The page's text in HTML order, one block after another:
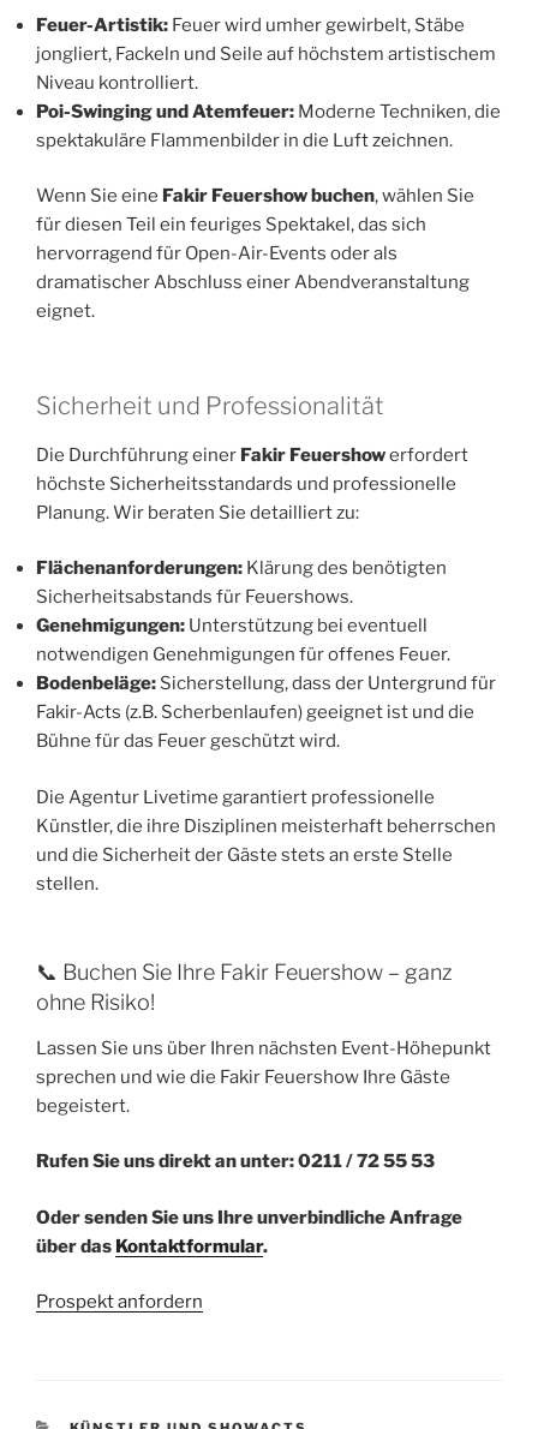
Feuer-Artistik: Feuer wird umher gewirbelt, Stäbe
jongliert, Fackeln und Seile auf höchstem artistischem
Niveau kontrolliert.
Poi-Swinging und Atemfeuer: Moderne Techniken, die
spektakuläre Flammenbilder in die Luft zeichnen.
Wenn Sie eine Fakir Feuershow buchen, wählen Sie
für diesen Teil ein feuriges Spektakel, das sich
hervorragend für Open-Air-Events oder als
dramatischer Abschluss einer Abendveranstaltung
eignet.
Sicherheit und Professionalität
Die Durchführung einer Fakir Feuershowerfordert
höchste Sicherheitsstandards und professionelle
Planung. Wir beraten Sie detailliert zu:
Flächenanforderungen: Klärung des benötigten
Sicherheitsabstands für Feuershows.
Genehmigungen: Unterstützung bei eventuell
notwendigen Genehmigungen für offenes Feuer.
Bodenbeläge: Sicherstellung, dass der Untergrund für
Fakir-Acts (z.B. Scherbenlaufen) geeignet ist und die
Bühne für das Feuer geschützt wird.
Die Agentur Livetime garantiert professionelle
Künstler, die ihre Disziplinen meisterhaft beherrschen
und die Sicherheit der Gäste stets an erste Stelle
stellen.
📞 Buchen Sie Ihre Fakir Feuershow – ganz
ohne Risiko!
Lassen Sie uns über Ihren nächsten Event-Höhepunkt
sprechen und wie die Fakir Feuershow Ihre Gäste
begeistert.
Rufen Sie uns direkt an unter: 0211 / 72 55 53
Oder senden Sie uns Ihre unverbindliche Anfrage
über das Kontaktformular.
Prospekt anfordern